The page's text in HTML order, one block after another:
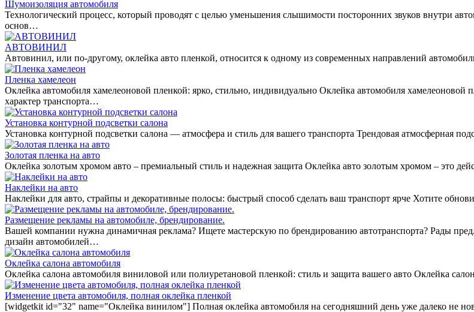
Шумоизоляция автомобиля
Технологический процесс, который проводят с целью уменьшения слышимости посторонних звуков внутри
основ…
АВТОВИНИЛ
Автовинил, или по-другому, оклейка авто пленкой, относится к одному из современных направлений
Пленка хамелеон
Оклейка автомобиля хамелеоновой пленкой: ярко, стильно, индивидуально Оклейка автомобиля
характер транспорта…
Установка контурной подсветки салона
Установка контурной подсветки салона — атмосфера и стиль для вашего транспорта Трендовая атмосферная
Золотая пленка на авто
Оклейка золотым хромом авто – премиальный стиль и надежная защита Оклейка авто золотым хромом – это
Наклейки на авто
Наклейки для авто, страйпы и декоративные полосы: быстрый способ сделать ваш транспорт ярче Хотите
Размещение рекламы на автомобиле, брендирование.
Вашей компании нужна динамичная реклама? Ищете мастерскую по брендированию автотранспорта? Рады
дизайн автомобилей…
Оклейка салона автомобиля
Оклейка салона автомобиля виниловой или полиуретановой пленкой: стиль и защита вашего авто Оклейка
Изменение цвета автомобиля, полная оклейка пленкой
[widgetkit id="32" name="Оклейка винилом"] Полная оклейка автомобиля на сегодняшний день уже далеко не